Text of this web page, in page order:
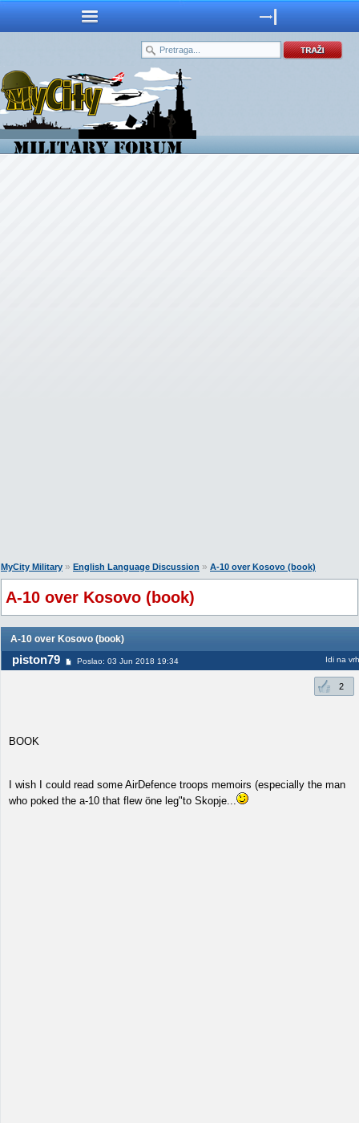
MyCity Military » English Language Discussion » A-10 over Kosovo (book)
A-10 over Kosovo (book)
A-10 over Kosovo (book)
piston79 Poslao: 03 Jun 2018 19:34 Idi na vrh
2
BOOK
I wish I could read some AirDefence troops memoirs (especially the man
who poked the a-10 that flew öne leg"to Skopje...